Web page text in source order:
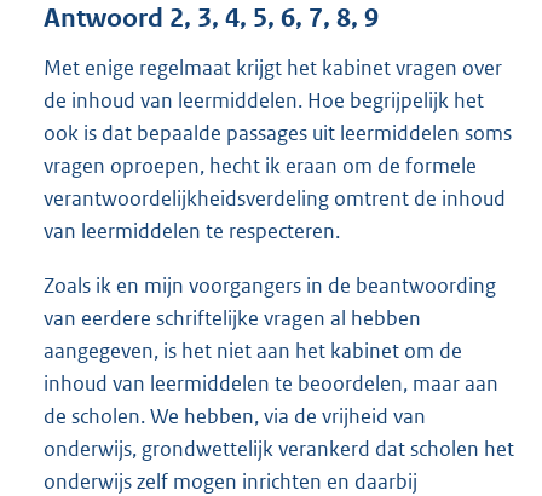
Antwoord 2, 3, 4, 5, 6, 7, 8, 9
Met enige regelmaat krijgt het kabinet vragen over
de inhoud van leermiddelen. Hoe begrijpelijk het
ook is dat bepaalde passages uit leermiddelen soms
vragen oproepen, hecht ik eraan om de formele
verantwoordelijkheidsverdeling omtrent de inhoud
van leermiddelen te respecteren.
Zoals ik en mijn voorgangers in de beantwoording
van eerdere schriftelijke vragen al hebben
aangegeven, is het niet aan het kabinet om de
inhoud van leermiddelen te beoordelen, maar aan
de scholen. We hebben, via de vrijheid van
onderwijs, grondwettelijk verankerd dat scholen het
onderwijs zelf mogen inrichten en daarbij